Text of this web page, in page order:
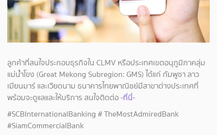
ลูกค้าที่สนใจประกอบธุรกิจใน CLMV หรือประเทศเขตอนุภูมิภาคลุ่ม
แม่น้ำโขง (Great Mekong Subregion: GMS) ได้แก่ กัมพูชา ลาว
เมียนมาร์ และเวียดนาม ธนาคารไทยพาณิชย์มีสาขาต่างประเทศที่
พร้อมจะดูแลและให้บริการ สนใจติดต่อ-ที่นี่-
#SCBInternationalBanking # TheMostAdmiredBank
#SiamCommercialBank